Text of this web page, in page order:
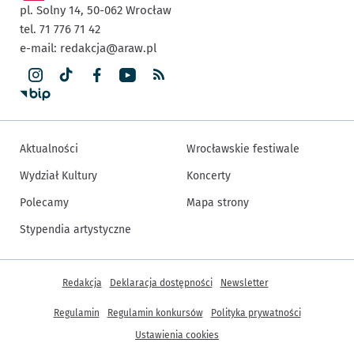
pl. Solny 14, 50-062 Wrocław
tel. 71 776 71 42
e-mail: redakcja@araw.pl
Aktualności
Wydział Kultury
Polecamy
Stypendia artystyczne
Wrocławskie festiwale
Koncerty
Mapa strony
Inne informacje
Redakcja Deklaracja dostępności Newsletter
Regulamin Regulamin konkursów
Polityka prywatności
Ustawienia cookies